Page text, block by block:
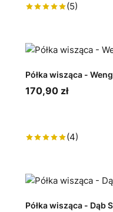
(5)
Półka wisząca -
170,90 zł
(4)
Półka wisząca - Dąb